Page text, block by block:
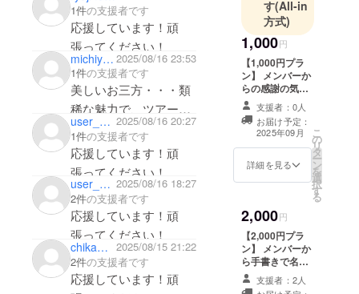
1件の支援者です
応援しています！頑
張ってください！
michiyo_fuji 2025/08/16 23:53
1件の支援者です
美しいお三方・・・類
稀な魅力で、ツアー絶
対成功させてくださ
い！
応援しています=^ω^=
user_ce9db5e8b234 2025/08/16 20:27
1件の支援者です
応援しています！頑
張ってください！
user_2a228f8505b4 2025/08/16 18:27
2件の支援者です
応援しています！頑
張ってください！
chikamax 2025/08/15 21:22
2件の支援者です
応援しています！頑
な化学反応
は、一度体
験した人間
に衝撃を与
え虜にさせ
る。 まさに
規格外のモ
ンスターユ
ニットであ
る。
す(All-in
方式)
1,000円
【1,000円プラ
ン】 メンバーか
らの感謝の気持
ちを込めて、
メール等でお礼
メッセージをお
送りします。
支援者：0人
お届け予定：
2025年09月
詳細を見る
こ
の
リ
タ
ー
ン
を
選
択
す
る
2,000円
【2,000円プラ
ン】 メンバーか
ら手書きで名前
入り、サイン付
き待受画像をお
支援者：2人